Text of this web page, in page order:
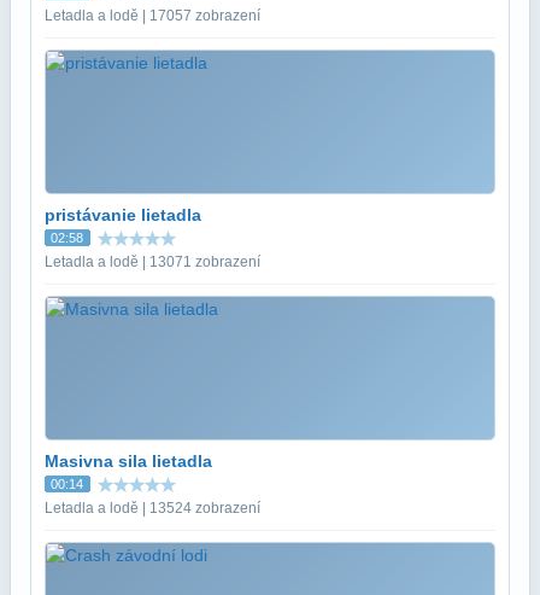
Letadla a lodě | 17057 zobrazení
pristávanie lietadla
02:58
Letadla a lodě | 13071 zobrazení
Masivna sila lietadla
00:14
Letadla a lodě | 13524 zobrazení